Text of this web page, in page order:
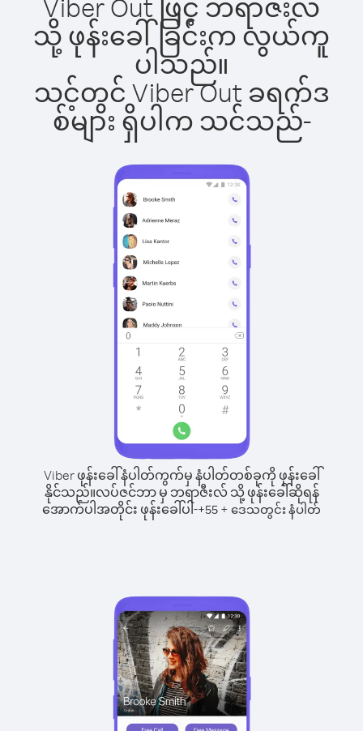
Viber Out ဖြင့် ဘရာဇီးလ်
သို့ ဖုန်းခေါ်ခြင်းက လွယ်ကူ
ပါသည်။
သင့်တွင် Viber Out ခရက်ဒ
စ်များ ရှိပါက သင်သည်-
Viber ဖုန်းခေါ်နံပါတ်ကွက်မှ နံပါတ်တစ်ခုကို ဖုန်းခေါ်
နိုင်သည်။လပ်ဇင်ဘာ မှ ဘရာဇီးလ် သို့ ဖုန်းခေါ်ဆိုရန်
အောက်ပါအတိုင်း ဖုန်းခေါ်ပါ-+55 + ဒေသတွင်း နံပါတ်